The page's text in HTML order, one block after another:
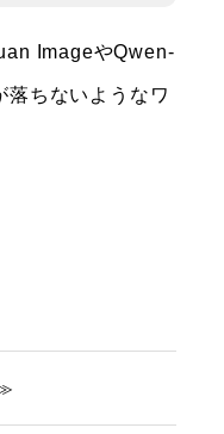
ImageやQwen-
落ちないようなワ